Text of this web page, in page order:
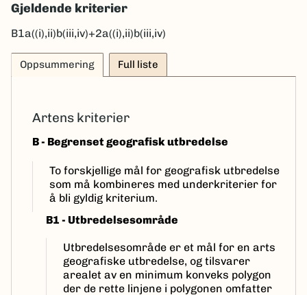
Gjeldende kriterier
B1a((i),ii)b(iii,iv)+2a((i),ii)b(iii,iv)
Oppsummering Full liste
Artens kriterier
B - Begrenset geografisk utbredelse
To forskjellige mål for geografisk utbredelse
som må kombineres med underkriterier for
å bli gyldig kriterium.
B1 - Utbredelsesområde
Utbredelsesområde er et mål for en arts
geografiske utbredelse, og tilsvarer
arealet av en minimum konveks polygon
der de rette linjene i polygonen omfatter